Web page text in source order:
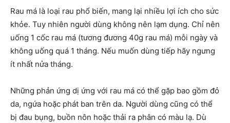
Rau má là loại rau phổ biến, mang lại nhiều lợi ích cho sức
khỏe. Tuy nhiên người dùng không nên lạm dụng. Chỉ nên
uống 1 cốc rau má (tương đương 40g rau má) mỗi ngày và
không uống quá 1 tháng. Nếu muốn dùng tiếp hãy ngưng
ít nhất nửa tháng.
Những phản ứng dị ứng với rau má có thể gặp bao gồm đỏ
da, ngứa hoặc phát ban trên da. Người dùng cũng có thể
bị đau bụng, buồn nôn hoặc thải ra phân có màu lạ. Dù